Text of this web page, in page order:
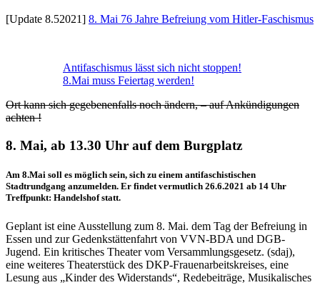
[Update 8.52021] 8. Mai 76 Jahre Befreiung vom Hitler-Faschismus
Antifaschismus lässt sich nicht stoppen!
8.Mai muss Feiertag werden!
Ort kann sich gegebenenfalls noch ändern, – auf Ankündigungen
achten !
8. Mai, ab 13.30 Uhr auf dem Burgplatz
Am 8.Mai soll es möglich sein, sich zu einem antifaschistischen
Stadtrundgang anzumelden. Er findet vermutlich 26.6.2021 ab 14 Uhr
Treffpunkt: Handelshof statt.
Geplant ist eine Ausstellung zum 8. Mai. dem Tag der Befreiung in
Essen und zur Gedenkstättenfahrt von VVN-BDA und DGB-
Jugend. Ein kritisches Theater vom Versammlungsgesetz. (sdaj),
eine weiteres Theaterstück des DKP-Frauenarbeitskreises, eine
Lesung aus „Kinder des Widerstands“, Redebeiträge, Musikalisches